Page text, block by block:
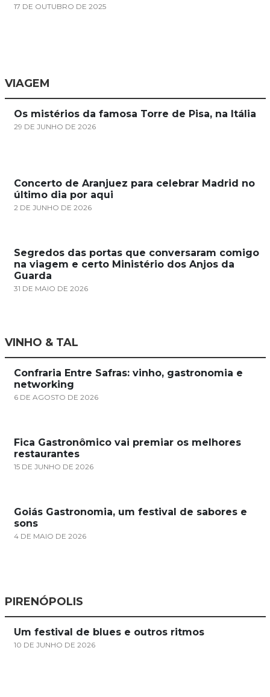
17 DE OUTUBRO DE 2025
VIAGEM
Os mistérios da famosa Torre de Pisa, na Itália
29 DE JUNHO DE 2026
Concerto de Aranjuez para celebrar Madrid no
último dia por aqui
2 DE JUNHO DE 2026
Segredos das portas que conversaram comigo
na viagem e certo Ministério dos Anjos da
Guarda
31 DE MAIO DE 2026
VINHO & TAL
Confraria Entre Safras: vinho, gastronomia e
networking
6 DE AGOSTO DE 2026
Fica Gastronômico vai premiar os melhores
restaurantes
15 DE JUNHO DE 2026
Goiás Gastronomia, um festival de sabores e
sons
4 DE MAIO DE 2026
PIRENÓPOLIS
Um festival de blues e outros ritmos
10 DE JUNHO DE 2026